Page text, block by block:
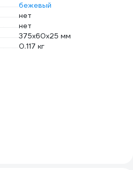
бежевый
нет
нет
375x60x25 мм
0.117 кг